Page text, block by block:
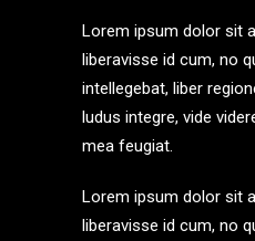
Lorem ipsum dolor sit
liberavisse id cum, no
intellegebat, liber
ludus integre, vide
mea feugiat.
Lorem ipsum dolor sit
liberavisse id cum, no